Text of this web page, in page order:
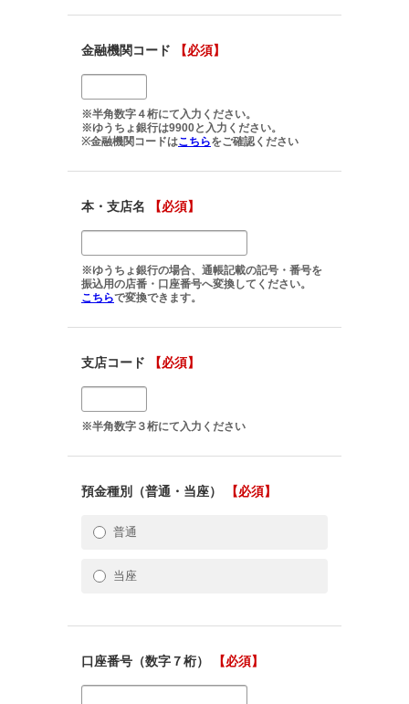
金融機関コード 【必須】
※半角数字４桁にて入力ください。
※ゆうちょ銀行は9900と入力ください。
※金融機関コードはこちらをご確認ください
本・支店名 【必須】
※ゆうちょ銀行の場合、通帳記載の記号・番号を
振込用の店番・口座番号へ変換してください。
こちらで変換できます。
支店コード 【必須】
※半角数字３桁にて入力ください
預金種別（普通・当座） 【必須】
普通
当座
口座番号（数字７桁） 【必須】